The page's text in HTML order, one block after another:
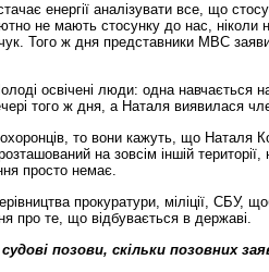
енергії аналізувати все, що
не мають стосунку до нас,
Того ж дня представники МВС
освічені люди: одна
того ж дня, а Наталя виявилася
то вони кажуть, що Наталя
розташований на зовсім іншій
просто немає.
прокуратури, міліції, СБУ,
про те, що відбувається в державі.
позови, скільки позовних